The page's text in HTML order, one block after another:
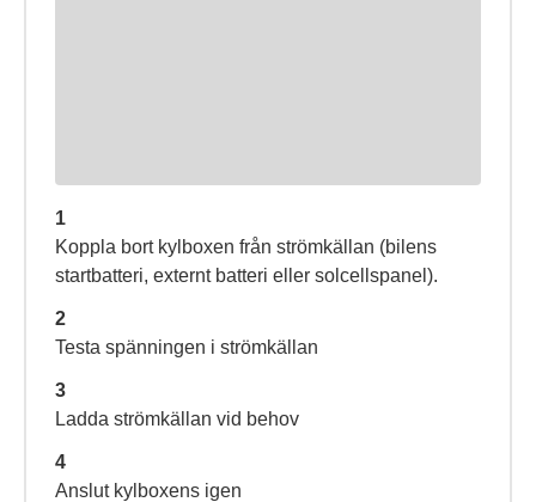
1
Koppla bort kylboxen från strömkällan (bilens
startbatteri, externt batteri eller solcellspanel).
2
Testa spänningen i strömkällan
3
Ladda strömkällan vid behov
4
Anslut kylboxens igen